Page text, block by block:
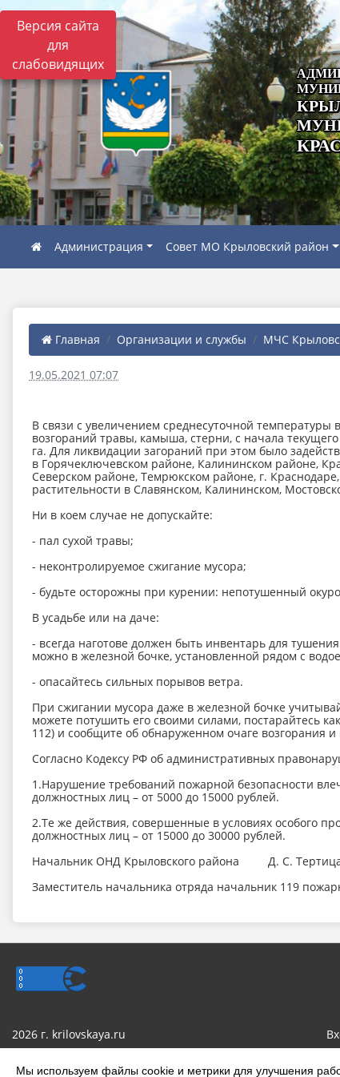
Мы используем файлы cookie и метрики для улучшения
Версия сайта
для
слабовидящих
Администрация Совет МО Крыловский район
Главная Организации и службы МЧС
19.05.2021 07:07
В связи с увеличением среднесуточной
возгораний травы, камыша, стерни, с начала
га. Для ликвидации загораний при этом было
в Горячеключевском районе, Калининском районе,
Северском районе, Темрюкском районе, г.
растительности в Славянском, Калининском,
Ни в коем случае не допускайте:
- пал сухой травы;
- неконтролируемое сжигание мусора;
- будьте осторожны при курении: непотушенный
В усадьбе или на даче:
- всегда наготове должен быть инвентарь для
можно в железной бочке, установленной рядом с
- опасайтесь сильных порывов ветра.
При сжигании мусора даже в железной бочке
можете потушить его своими силами, постарайтесь
112) и сообщите об обнаруженном очаге возгорания и
Согласно Кодексу РФ об административных
1.Нарушение требований пожарной безопасности
должностных лиц – от 5000 до 15000 рублей.
2.Те же действия, совершенные в условиях особого
должностных лиц – от 15000 до 30000 рублей.
Начальник ОНД Крыловского района Д. С.
Заместитель начальника отряда начальник 119
2026 г. krilovskaya.ru
Сделано на KubCMS